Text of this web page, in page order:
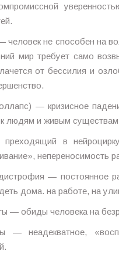
человек не способен на
мир требует само
от бессилия и
— кризисное
людям и живым
преходящий в
непереносимость
— постоянное
дома. на работе, на
— обиды человека на
— неадекватное,